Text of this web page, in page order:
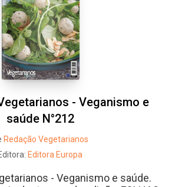
- Veganismo e
saúde N°212
Redação Vegetarianos
Editora Europa
- Veganismo e saúde.